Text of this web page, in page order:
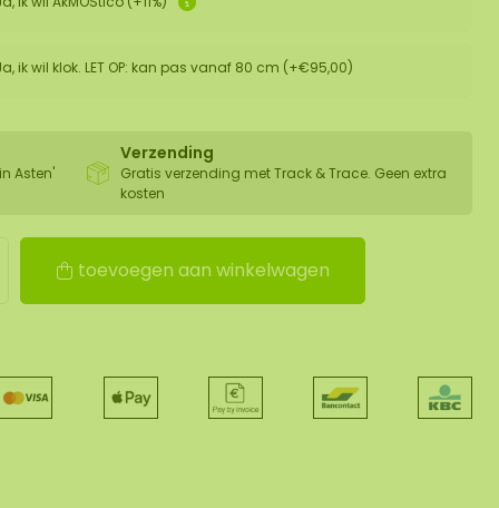
ik wil klok. LET OP: kan pas vanaf 80 cm (+€95,00)
Asten'
Verzending
Gratis verzending met Track & Trace. Geen extra
kosten
toevoegen aan winkelwagen